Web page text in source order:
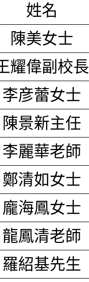
姓名
陳美女士
耀偉副校長
李彦蕾女士
陳景新主任
李麗華老師
鄭清如女士
龐海鳳女士
龍鳳清老師
羅紹基先生